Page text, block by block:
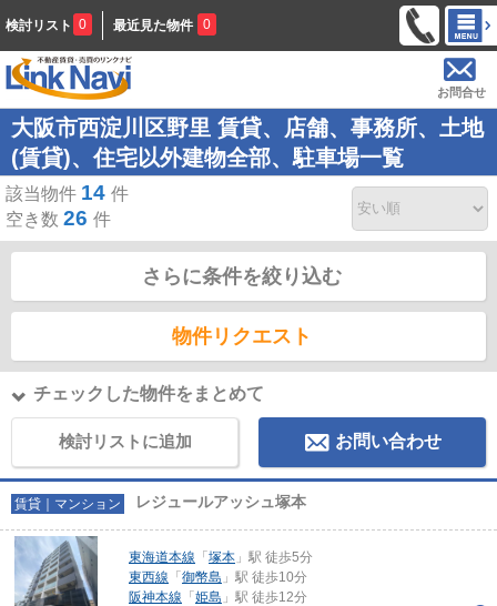
検討リスト 0 最近見た物件 0
お問合せ
大阪市西淀川区野里 賃貸、店舗、事務所、土地
(賃貸)、住宅以外建物全部、駐車場一覧
該当物件 14 件
空き数 26 件
さらに条件を絞り込む
物件リクエスト
チェックした物件をまとめて
検討リストに追加 お問い合わせ
賃貸｜マンション レジュールアッシュ塚本
東海道本線 「 塚本 」駅 徒歩5分
東西線 「 御幣島 」駅 徒歩10分
阪神本線 「 姫島 」駅 徒歩12分